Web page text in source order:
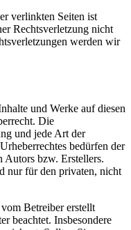
verlinkten Seiten ist
Rechtsverletzung nicht
werden wir
und Werke auf diesen
Die
und jede Art der
bedürfen der
Autors bzw. Erstellers.
nur für den privaten, nicht
Betreiber erstellt
beachtet. Insbesondere